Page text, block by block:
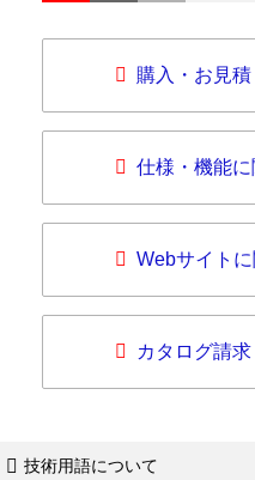
購入・お見
仕様・機能
Webサイト
カタログ請求
技術用語について